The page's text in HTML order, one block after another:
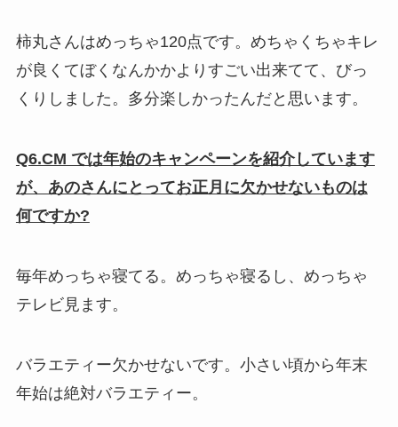
柿丸さんはめっちゃ120点です。めちゃくちゃキレ
が良くてぼくなんかかよりすごい出来てて、びっ
くりしました。多分楽しかったんだと思います。
Q6.CM では年始のキャンペーンを紹介しています
が、あのさんにとってお正月に欠かせないものは
何ですか?
毎年めっちゃ寝てる。めっちゃ寝るし、めっちゃ
テレビ見ます。
バラエティー欠かせないです。小さい頃から年末
年始は絶対バラエティー。